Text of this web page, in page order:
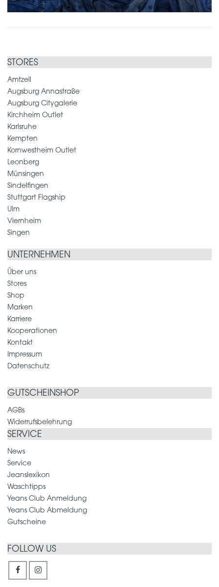
STORES
Amtzell
Augsburg Annastraße
Augsburg Citygalerie
Kirchheim Outlet
Karlsruhe
Kempten
Kornwestheim Outlet
Leonberg
Münsingen
Sindelfingen
Stuttgart Flagship
Ulm
Viernheim
Singen
UNTERNEHMEN
Über uns
Stores
Shop
Marken
Karriere
Kooperationen
Kontakt
Impressum
Datenschutz
GUTSCHEINSHOP
AGBs
Widerrufsbelehrung
SERVICE
News
Service
Jeanslexikon
Waschtipps
Yeans Club Anmeldung
Yeans Club Abmeldung
Gutscheine
FOLLOW US